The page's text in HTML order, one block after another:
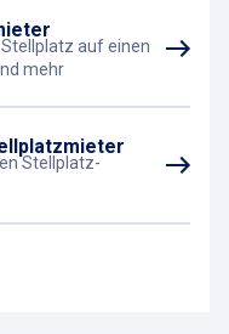
auf einen
mehr
Stellplatz-